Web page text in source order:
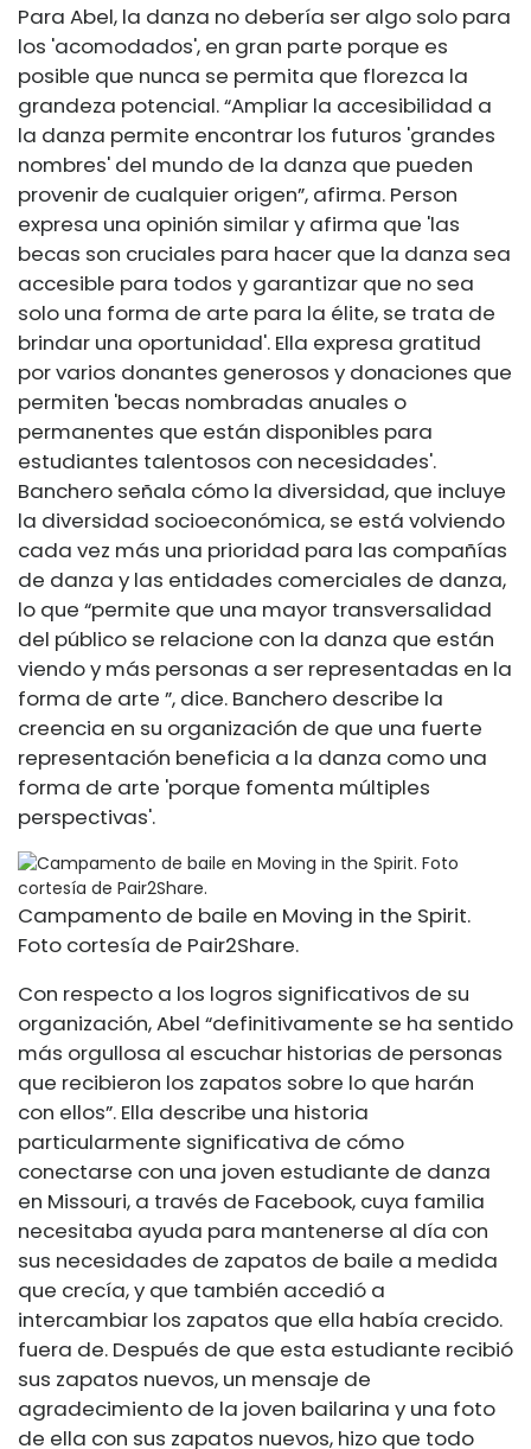
Para Abel, la danza no debería ser algo solo para
los 'acomodados', en gran parte porque es
posible que nunca se permita que florezca la
grandeza potencial. “Ampliar la accesibilidad a
la danza permite encontrar los futuros 'grandes
nombres' del mundo de la danza que pueden
provenir de cualquier origen”, afirma. Person
expresa una opinión similar y afirma que 'las
becas son cruciales para hacer que la danza sea
accesible para todos y garantizar que no sea
solo una forma de arte para la élite, se trata de
brindar una oportunidad'. Ella expresa gratitud
por varios donantes generosos y donaciones que
permiten 'becas nombradas anuales o
permanentes que están disponibles para
estudiantes talentosos con necesidades'.
Banchero señala cómo la diversidad, que incluye
la diversidad socioeconómica, se está volviendo
cada vez más una prioridad para las compañías
de danza y las entidades comerciales de danza,
lo que “permite que una mayor transversalidad
del público se relacione con la danza que están
viendo y más personas a ser representadas en la
forma de arte ”, dice. Banchero describe la
creencia en su organización de que una fuerte
representación beneficia a la danza como una
forma de arte 'porque fomenta múltiples
perspectivas'.
Campamento de baile en Moving in the Spirit.
Foto cortesía de Pair2Share.
Con respecto a los logros significativos de su
organización, Abel “definitivamente se ha sentido
más orgullosa al escuchar historias de personas
que recibieron los zapatos sobre lo que harán
con ellos”. Ella describe una historia
particularmente significativa de cómo
conectarse con una joven estudiante de danza
en Missouri, a través de Facebook, cuya familia
necesitaba ayuda para mantenerse al día con
sus necesidades de zapatos de baile a medida
que crecía, y que también accedió a
intercambiar los zapatos que ella había crecido.
fuera de. Después de que esta estudiante recibió
sus zapatos nuevos, un mensaje de
agradecimiento de la joven bailarina y una foto
de ella con sus zapatos nuevos, hizo que todo